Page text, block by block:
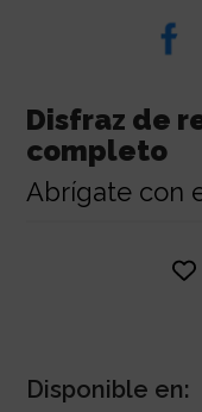
Disfraz de
completo
Abrígate con
Disponible en: